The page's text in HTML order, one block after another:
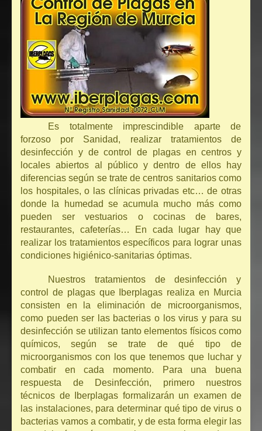
Es totalmente imprescindible aparte de
forzoso por Sanidad, realizar tratamientos de
desinfección y de control de plagas en centros y
locales abiertos al público y dentro de ellos hay
diferencias según se trate de centros sanitarios como
los hospitales, o las clínicas privadas etc… de otras
donde la humedad se acumula mucho más como
pueden ser vestuarios o cocinas de bares,
restaurantes, cafeterías… En cada lugar hay que
realizar los tratamientos específicos para lograr unas
condiciones higiénico-sanitarias óptimas.
Nuestros tratamientos de desinfección y
control de plagas que Iberplagas realiza en Murcia
consisten en la eliminación de microorganismos,
como pueden ser las bacterias o los virus y para su
desinfección se utilizan tanto elementos físicos como
químicos, según se trate de qué tipo de
microorganismos con los que tenemos que luchar y
combatir en cada momento. Para una buena
respuesta de Desinfección, primero nuestros
técnicos de Iberplagas formalizarán un examen de
las instalaciones, para determinar qué tipo de virus o
bacterias vamos a combatir, y de esta forma elegir las